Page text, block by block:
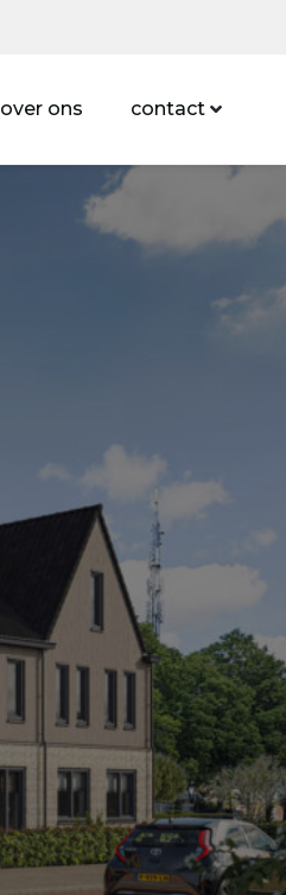
over ons contact